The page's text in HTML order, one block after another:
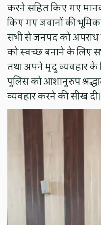
करने सहित किए गए
किए गए जवानों की भूमिका
सभी से जनपद को
को स्वच्छ बनाने के लिए
तथा अपने मृदु व्यवहार के
पुलिस को आशानुरुप
व्यवहार करने की सीख दी।